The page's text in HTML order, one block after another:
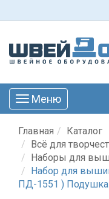
Toggle
navigation
Меню
Главная
Каталог
Всё для
Наборы для
Набор для
ПД-1551 )